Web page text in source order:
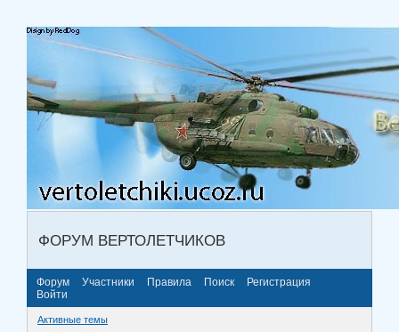
ФОРУМ ВЕРТОЛЕТЧИКОВ
Форум Участники Правила Поиск
Регистрация
Войти
Активные темы